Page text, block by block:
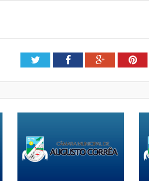
TwitterFacebookGoogle+